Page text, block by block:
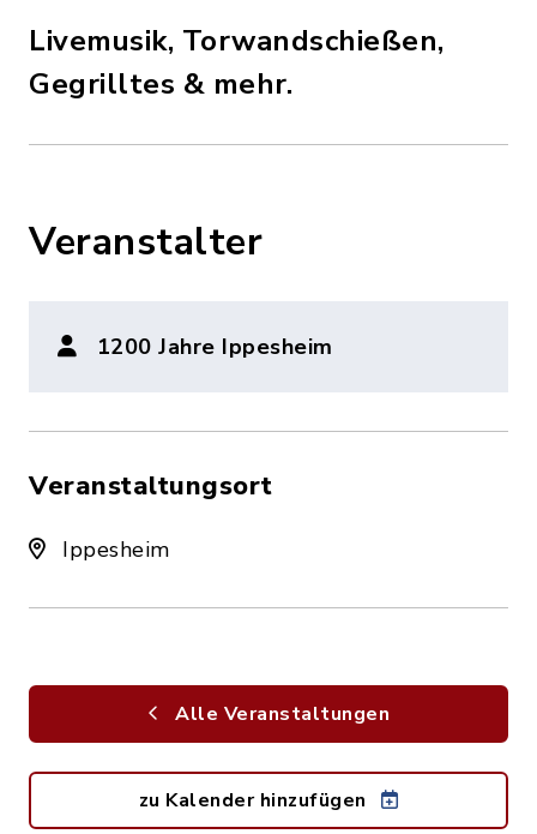
Livemusik, Torwandschießen,
Gegrilltes & mehr.
Veranstalter
1200 Jahre Ippesheim
Veranstaltungsort
Ippesheim
Alle Veranstaltungen
zu Kalender hinzufügen